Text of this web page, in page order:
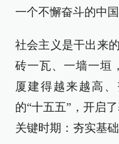
一个不懈奋斗的中国
社会主义是干出来
砖一瓦、一墙一垣
厦建得越来越高
的“十五五”，开启
关键时期：夯实基